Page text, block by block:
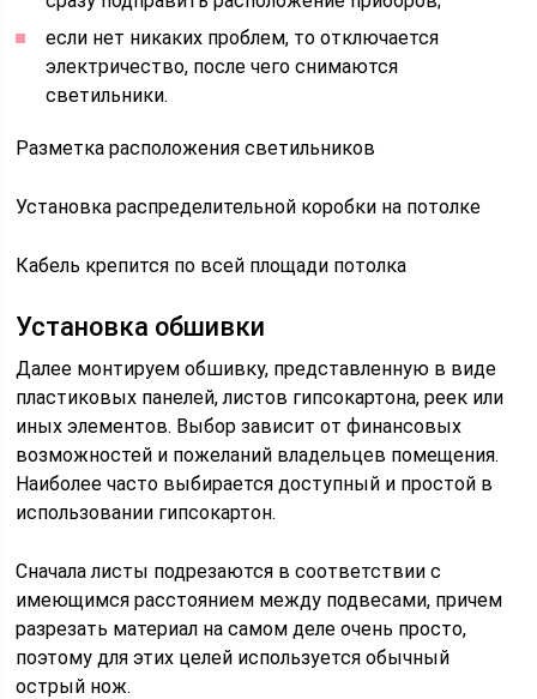
если нет никаких проблем, то отключается
электричество, после чего снимаются
светильники.
Разметка расположения светильников
Установка распределительной коробки на потолке
Кабель крепится по всей площади потолка
Установка обшивки
Далее монтируем обшивку, представленную в виде
пластиковых панелей, листов гипсокартона, реек или
иных элементов. Выбор зависит от финансовых
возможностей и пожеланий владельцев помещения.
Наиболее часто выбирается доступный и простой в
использовании гипсокартон.
Сначала листы подрезаются в соответствии с
имеющимся расстоянием между подвесами, причем
разрезать материал на самом деле очень просто,
поэтому для этих целей используется обычный
острый нож.